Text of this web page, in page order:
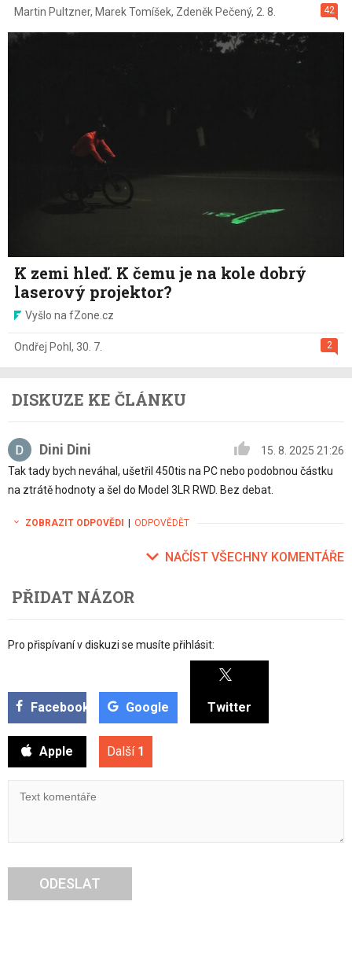
42
Martin Pultzner, Marek Tomíšek, Zdeněk Pečený, 2. 8.
K zemi hleď. K čemu je na kole dobrý
laserový projektor?
Vyšlo na fZone.cz
2
Ondřej Pohl, 30. 7.
DISKUZE KE ČLÁNKU
Dini Dini
15. 8. 2025 21:26
Tak tady bych neváhal, ušetřil 450tis na PC nebo podobnou částku
na ztrátě hodnoty a šel do Model 3LR RWD. Bez debat.
ZOBRAZIT ODPOVĚDI | ODPOVĚDĚT
NAČÍST VŠECHNY KOMENTÁŘE
PŘIDAT NÁZOR
Pro přispívaní v diskuzi se musíte přihlásit:
Facebook Google Twitter
Apple Další 1
ODESLAT